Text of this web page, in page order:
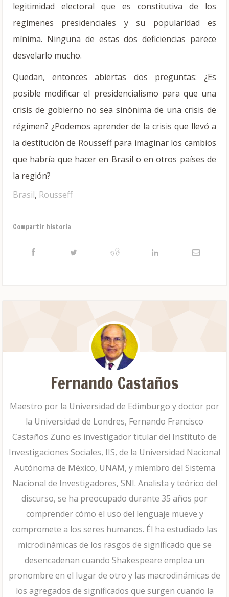
legitimidad electoral que es constitutiva de los
regímenes presidenciales y su popularidad es
mínima. Ninguna de estas dos deficiencias parece
desvelarlo mucho.
Quedan, entonces abiertas dos preguntas: ¿Es
posible modificar el presidencialismo para que una
crisis de gobierno no sea sinónima de una crisis de
régimen? ¿Podemos aprender de la crisis que llevó a
la destitución de Rousseff para imaginar los cambios
que habría que hacer en Brasil o en otros países de
la región?
Brasil, Rousseff
Compartir historia
Fernando Castaños
Maestro por la Universidad de Edimburgo y doctor por
la Universidad de Londres, Fernando Francisco
Castaños Zuno es investigador titular del Instituto de
Investigaciones Sociales, IIS, de la Universidad Nacional
Autónoma de México, UNAM, y miembro del Sistema
Nacional de Investigadores, SNI. Analista y teórico del
discurso, se ha preocupado durante 35 años por
comprender cómo el uso del lenguaje mueve y
compromete a los seres humanos. Él ha estudiado las
microdinámicas de los rasgos de significado que se
desencadenan cuando Shakespeare emplea un
pronombre en el lugar de otro y las macrodinámicas de
los agregados de significados que surgen cuando la